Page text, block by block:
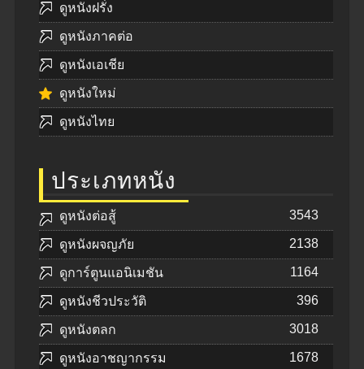
ดูหนังฝรั่ง
ดูหนังภาคต่อ
ดูหนังเอเชีย
ดูหนังใหม่
ดูหนังไทย
ประเภทหนัง
ดูหนังต่อสู้ 3543
ดูหนังผจญภัย 2138
ดูการ์ตูนแอนิเมชัน 1164
ดูหนังชีวประวัติ 396
ดูหนังตลก 3018
ดูหนังอาชญากรรม 1678